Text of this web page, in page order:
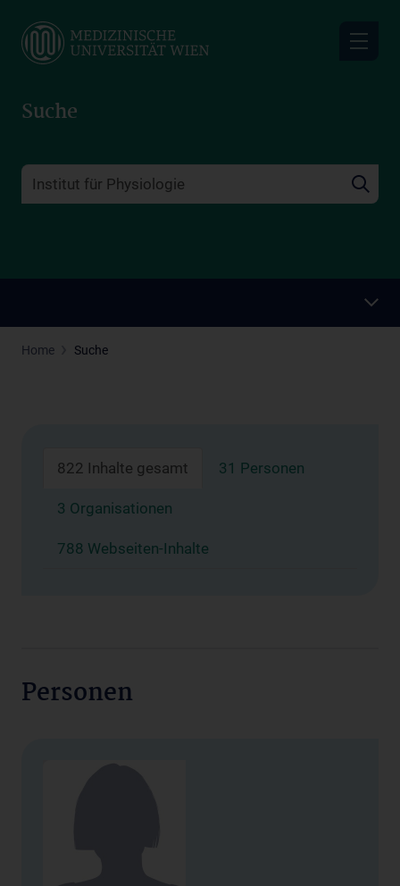
main
Suche
Home Suche
822 Inhalte gesamt 31 Personen
3 Organisationen
788 Webseiten-Inhalte
Personen